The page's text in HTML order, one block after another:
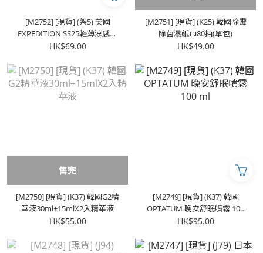
[M2752] [現貨] (架5) 美國
EXPEDITION SS25輕薄涼感防
風防曬外套
HK$69.00
[M2751] [現貨] (K25) 韓國除霉
除菌濕紙巾80抽(單包)
HK$49.00
售完
[M2750] [現貨] (K37) 韓國G2精
華液30ml+15mlX2入精華液
HK$55.00
[M2749] [現貨] (K37) 韓國
OPTATUM 晚安舒眠噴霧 100
ml
HK$95.00